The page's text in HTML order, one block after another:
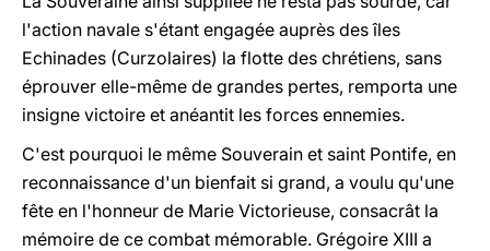
l'action navale s'étant engagée auprès des îles
Echinades (Curzolaires) la flotte des chrétiens, sans
éprouver elle-même de grandes pertes, remporta une
insigne victoire et anéantit les forces ennemies.
C'est pourquoi le même Souverain et saint Pontife, en
reconnaissance d'un bienfait si grand, a voulu qu'une
fête en l'honneur de Marie Victorieuse, consacrât la
mémoire de ce combat mémorable. Grégoire XIII a